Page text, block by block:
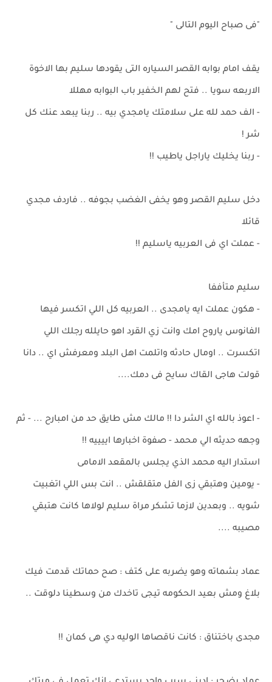
"فى صباح اليوم التالى "
يقف امام بوابه القصر السياره التى يقودها سليم بها الاخوة
الاربعه سويا .. فتح لهم الخفير باب البوابه مهللا
- الف حمد لله على سلامتك يامجدي بيه .. ربنا يبعد عنك كل
شر !
- ربنا يخليك ياراجل ياطيب !!
دخل سليم القصر وهو يخفى الغضب بجوفه .. فاردف مجدي
قائلا
- عملت اي فى العربيه ياسليم !!
سليم متأففا
- هكون عملت ايه يامجدى .. العربيه كل اللي اتكسر فيها
الفانوس ياروح امك وانت زي القرد اهو حايلله رجلك اللي
اتكسرت .. اومال حادثه واتلمت اهل البلد ومعرفش اي .. دانا
قولت هاجى القاك سايح فى دمك....
- اعوذ بالله اي الشر دا !! مالك مش طايق حد من امبارح ... - ثم
وجهه حديثه الي محمد - صفوة اخبارها اييييه !!
استدار اليه محمد الذي يجلس بالمقعد الامامى
- يومين وهتبقي زى الفل متقلقش .. انت بس اللي اتغبيت
شويه .. وبعدين لازما تشكر مراة سليم لولاها كانت هتبقي
مصيبه ....
عماد بشماته وهو يضربه على كتف : صح حماتك قدمت فيك
بلاغ ومش بعيد الحكومه تيجى تاخدك من وسطينا دلوقت ..
مجدى باختناق : كانت ناقصاها الوليه دي هى كمان !!